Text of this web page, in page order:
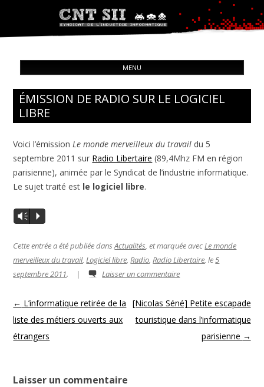
CNT – Solidarité Ouvrière
MENU
ÉMISSION DE RADIO SUR LE LOGICIEL
LIBRE
Voici l’émissionLe monde merveilleux du travail du 5
septembre 2011 sur Radio Libertaire (89,4Mhz FM en région
parisienne), animée par le Syndicat de l’industrie informatique.
Le sujet traité est le logiciel libre.
Vm P
Cette entrée a été publiée dansActualités, et marquée avecLe monde
merveilleux du travail,Logiciel libre,Radio,Radio Libertaire, le5
septembre 2011. | Laisser un commentaire
Navigation des articles
← L’informatique retirée de la
liste des métiers ouverts aux
étrangers
[Nicolas Séné] Petite escapade
touristique dans l’informatique
parisienne →
Laisser un commentaire